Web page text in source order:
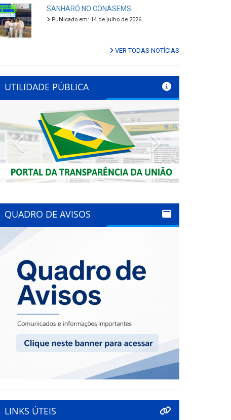
SANHARÓ NO CONASEMS
Publicado em: 14 de julho de 2026
VER TODAS NOTÍCIAS
UTILIDADE PÚBLICA
Previous Next
QUADRO DE AVISOS
LINKS ÚTEIS